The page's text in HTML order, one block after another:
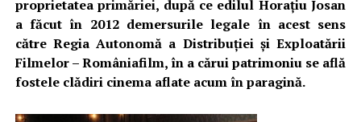
proprietatea primăriei, după ce edilul Horațiu Josan
a făcut în 2012 demersurile legale în acest sens
către Regia Autonomă a Distribuţiei şi Exploatării
Filmelor – Româniafilm, în a cărui patrimoniu se află
fostele clădiri cinema aflate acum în paragină.